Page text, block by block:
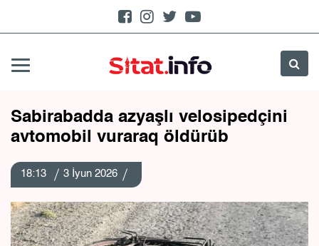
Sabirabadda azyaşlı velosipedçini
avtomobil vuraraq öldürüb
18:13 3 İyun 2026